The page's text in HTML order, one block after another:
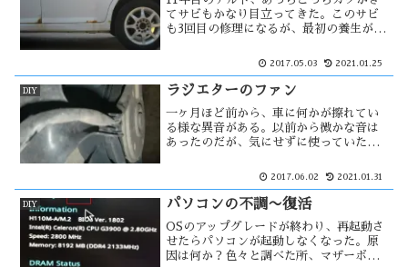
てサビもかなり目立ってきた。このサビ
も3回目の修理になるが、最初の養生が悪
の仕事なので作業が雑な面もある。今回
を使う。しかし、それによってボディ
2017.05.03 2021.01.25
DIY ラジエターのファン
一ヶ月ほど前から、車に何かが擦れてい
る様な異音がある。以前から微かな音は
あったのだが、気にせずに使っていた。
聞こえたのでボンネットを開けて見た。
2017.06.02 2021.01.31
DIY パソコンの不調〜復活
OSのアップグレードが終わり、再起動さ
せたらパソコンが起動しなくなった。原
因は何か？色々と調べた所、マザーボー